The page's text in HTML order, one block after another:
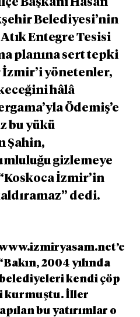
Belediyesi’nin
Entegre Tesisi
planına sert tepki
İzmir’i yönetenler,
hâlâ
Ödemiş’e
bu yükü
Şahin,
gizlemeye
İzmir’in
dedi.
2004 yılında
belediyeleri kendi çöp
kurmuştu. İller
bu yatırımlar o